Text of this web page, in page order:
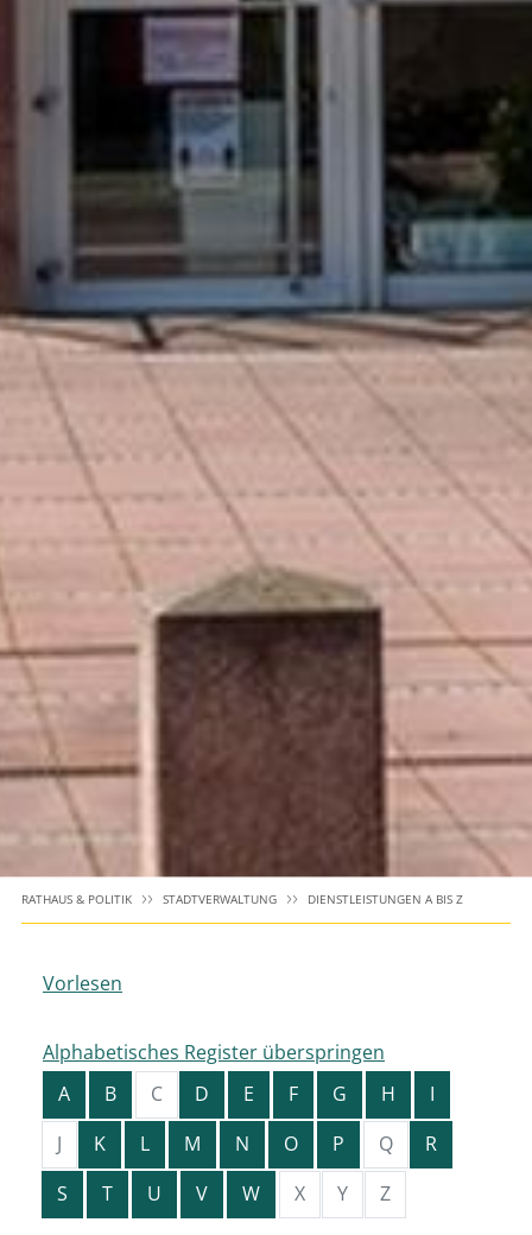
RATHAUS & POLITIK STADTVERWALTUNG DIENSTLEISTUNGEN A BIS Z
Vorlesen
Alphabetisches Register überspringen
A
B C D E F G H
I
J
K L M N O P Q
R
S
T U V W X Y Z